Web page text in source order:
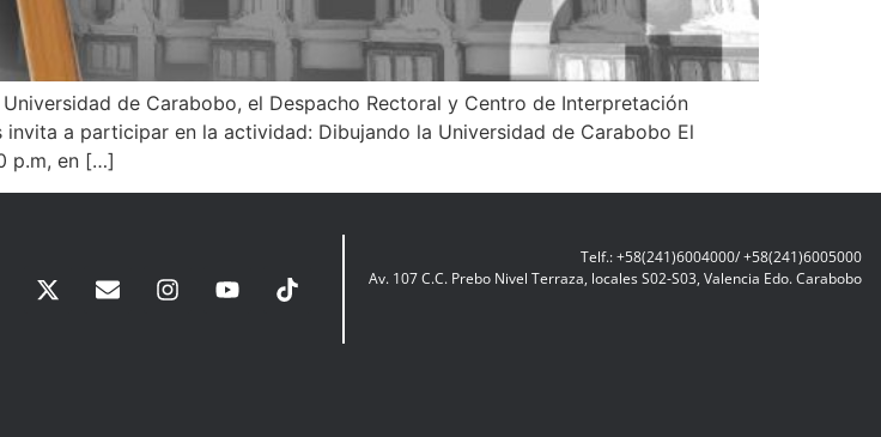
de Carabobo, el Despacho Rectoral y Centro de Interpretación
a participar en la actividad: Dibujando la Universidad de Carabobo El
p.m, en […]
Telf.: +58(241)6004000/ +58(241)6005000
Av. 107 C.C. Prebo Nivel Terraza, locales S02-S03, Valencia Edo. Carabobo